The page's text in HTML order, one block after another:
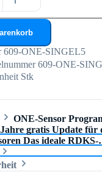
609-ONE-SINGEL5
609-ONE-
Stk
ONE-Sensor
gratis Update für
Das ideale